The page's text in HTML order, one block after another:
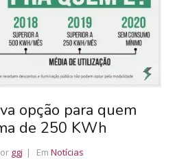
opção para quem
de 250 KWh
ggj Em Notícias